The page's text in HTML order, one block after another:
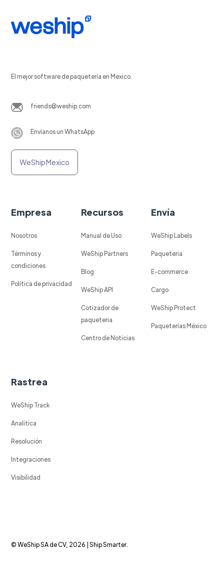
El mejor software de paquetería en Mexico.
friends@weship.com
Envíanos un WhatsApp
WeShip Mexico
Empresa
Nosotros
Términos y
condiciones
Política de privacidad
Recursos
Manual de Uso
WeShip Partners
Blog
WeShip API
Cotizador de
paqueteria
Centro de Noticias
Envía
WeShip Labels
Paqueteria
E-commerce
Cargo
WeShip Protect
Paqueterías México
Rastrea
WeShip Track
Analitica
Resolución
Integraciones
Visibilidad
© WeShip SA de CV, 2026 | Ship Smarter.